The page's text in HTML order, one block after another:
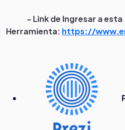
- Link de Ingresar a esta
Herramienta: https://